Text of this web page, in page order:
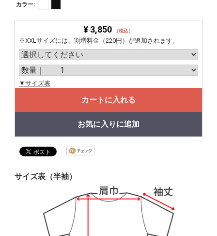
カラー:
¥ 3,850 （税込）
※XXLサイズには、割増料金（220円）が追加されます。
▼サイズ表
カートに入れる
お気に入りに追加
サイズ表（半袖）